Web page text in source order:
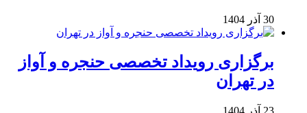
30 آذر 1404
برگزاری رویداد تخصصی حنجره و آواز
در تهران
23 آذر 1404